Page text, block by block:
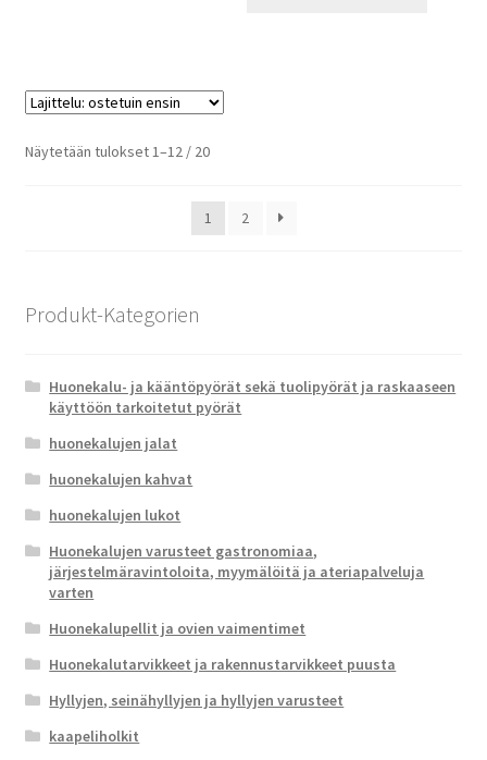
Näytetään tulokset 1–12 / 20Suosituimmat
1 2
Produkt-Kategorien
Huonekalu- ja kääntöpyörät sekä tuolipyörät ja raskaaseen
käyttöön tarkoitetut pyörät
huonekalujen jalat
huonekalujen kahvat
huonekalujen lukot
Huonekalujen varusteet gastronomiaa,
järjestelmäravintoloita, myymälöitä ja ateriapalveluja
varten
Huonekalupellit ja ovien vaimentimet
Huonekalutarvikkeet ja rakennustarvikkeet puusta
Hyllyjen, seinähyllyjen ja hyllyjen varusteet
kaapeliholkit